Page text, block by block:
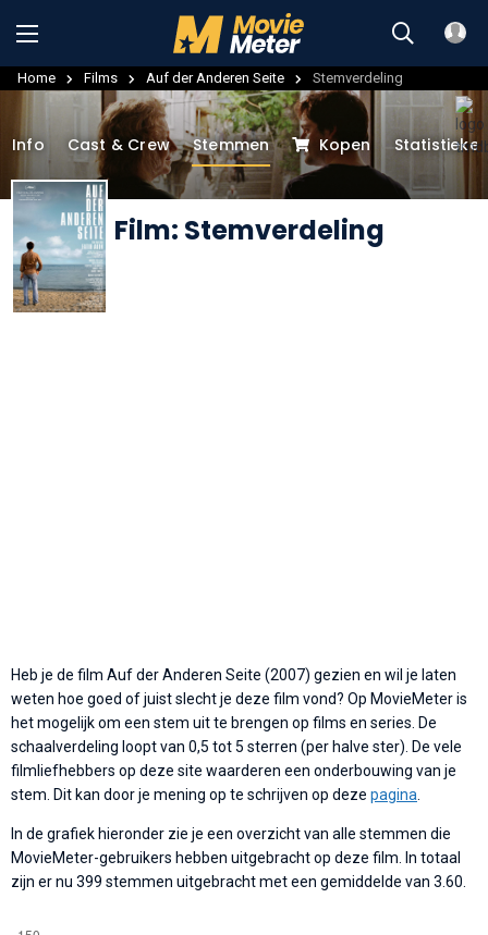
Home Films Auf der Anderen Seite Stemverdeling
Film: Stemverdeling
Info Cast & Crew Stemmen Kopen
Heb je de film Auf der Anderen Seite (2007) gezien en wil je laten
weten hoe goed of juist slecht je deze film vond? Op MovieMeter is
het mogelijk om een stem uit te brengen op films en series. De
schaalverdeling loopt van 0,5 tot 5 sterren (per halve ster). De vele
filmliefhebbers op deze site waarderen een onderbouwing van je
stem. Dit kan door je mening op te schrijven op deze pagina
In de grafiek hieronder zie je een overzicht van alle stemmen die
MovieMeter-gebruikers hebben uitgebracht op deze film. In totaal
zijn er nu 399 stemmen uitgebracht met een gemiddelde van 3.60.